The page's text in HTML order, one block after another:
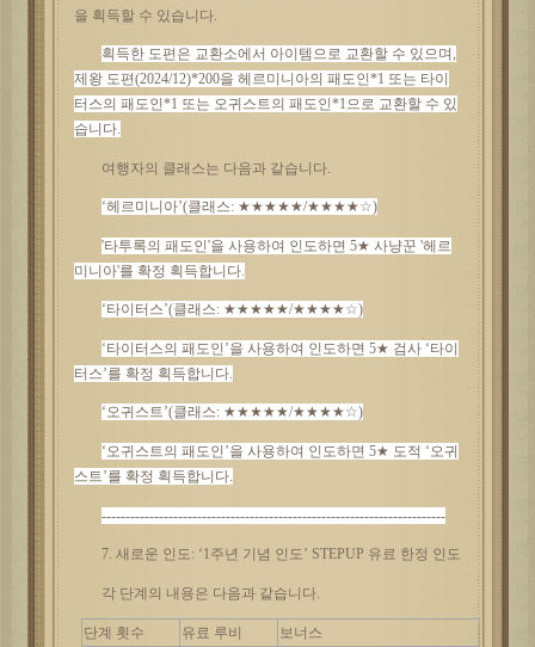
을 획득할 수 있습니다.
획득한 도편은 교환소에서 아이템으로 교환할 수 있으며,
제왕 도편(2024/12)*200을 헤르미니아의 패도인*1 또는 타이
터스의 패도인*1 또는 오귀스트의 패도인*1으로 교환할 수 있
습니다.
여행자의 클래스는 다음과 같습니다.
‘헤르미니아’(클래스: ★★★★★/★★★★☆)
'타투록의 패도인'을 사용하여 인도하면 5★ 사냥꾼 '헤르
미니아'를 확정 획득합니다.
‘타이터스’(클래스: ★★★★★/★★★★☆)
‘타이터스의 패도인’을 사용하여 인도하면 5★ 검사 ‘타이
터스’를 확정 획득합니다.
‘오귀스트’(클래스: ★★★★★/★★★★☆)
‘오귀스트의 패도인’을 사용하여 인도하면 5★ 도적 ‘오귀
스트’를 확정 획득합니다.
------------------------------------------------------------------------
7. 새로운 인도: ‘1주년 기념 인도’ STEPUP 유료 한정 인도
각 단계의 내용은 다음과 같습니다.
단계 횟수 유료 루비
보너스